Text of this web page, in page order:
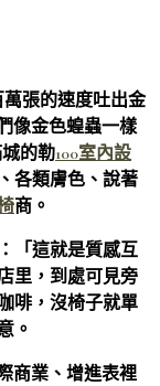
張的速度吐出金
像金色蝗蟲一樣
的勒100室內設
各類膚色、說著
商。
「這就是質感互
里，到處可見旁
啡，沒椅子就單
。
商業、增進表裡